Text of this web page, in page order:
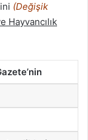
(Değişik
Hayvancılık